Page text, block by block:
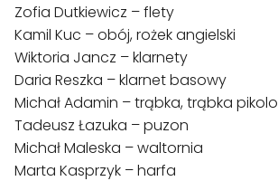
Zofia Dutkiewicz – flety
Kamil Kuc – obój, rożek angielski
Wiktoria Jancz – klarnety
Daria Reszka – klarnet basowy
Michał Adamin – trąbka, trąbka pikolo
Tadeusz Łazuka – puzon
Michał Maleska – waltornia
Marta Kasprzyk – harfa